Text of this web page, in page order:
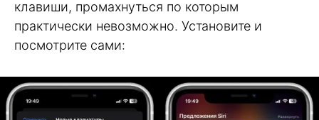
клавиши, промахнуться по которым
практически невозможно. Установите и
посмотрите сами: